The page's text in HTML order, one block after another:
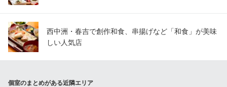
西中洲・春吉で創作和食、串揚げなど「和食」が美味
しい人気店
個室のまとめがある近隣エリア